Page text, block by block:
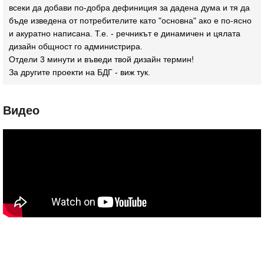
всеки да добави по-добра дефиниция за дадена дума и тя да
бъде изведена от потребителите като "основна" ако е по-ясно
и акуратно написана. Т.е. - речникът е динамичен и цялата
дизайн общност го администрира.
Отдели 3 минути и въведи твой дизайн термин!
За другите проекти на БДГ - виж тук
Видео